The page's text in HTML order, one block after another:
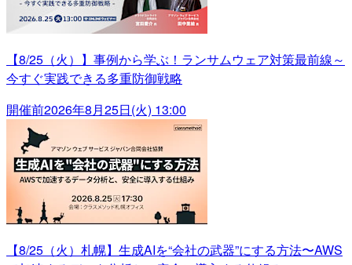
【8/25（火）】事例から学ぶ！ランサムウェア対策最前線～
今すぐ実践できる多重防御戦略
開催前2026年8月25日(火) 13:00
【8/25（火）札幌】生成AIを“会社の武器”にする方法〜AWS